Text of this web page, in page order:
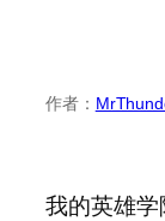
作者：
我的英雄